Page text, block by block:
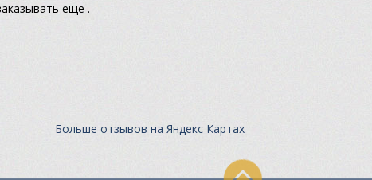
еще .
Больше отзывов на Яндекс Картах